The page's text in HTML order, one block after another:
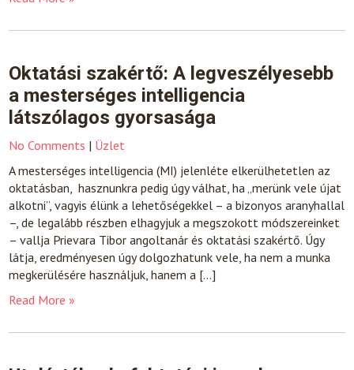
Oktatási szakértő: A legveszélyesebb
a mesterséges intelligencia
látszólagos gyorsasága
No Comments | Üzlet
A mesterséges intelligencia (MI) jelenléte elkerülhetetlen az
oktatásban, hasznunkra pedig úgy válhat, ha „merünk vele újat
alkotni”, vagyis élünk a lehetőségekkel – a bizonyos aranyhallal
–, de legalább részben elhagyjuk a megszokott módszereinket
– vallja Prievara Tibor angoltanár és oktatási szakértő. Úgy
látja, eredményesen úgy dolgozhatunk vele, ha nem a munka
megkerülésére használjuk, hanem a […]
Read More »